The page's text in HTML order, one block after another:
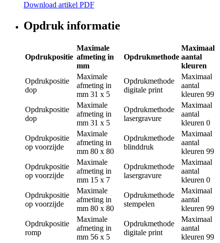
Download artikel PDF
Opdruk informatie
Opdrukpositie
Maximale
afmeting in
mm
Opdrukmethode
Maximaal
aantal
kleuren
Opdrukpositie
dop
Maximale
afmeting in
mm 31 x 5
Opdrukmethode
digitale print
Maximaal
aantal
kleuren 99
Opdrukpositie
dop
Maximale
afmeting in
mm 31 x 5
Opdrukmethode
lasergravure
Maximaal
aantal
kleuren 0
Opdrukpositie
op voorzijde
Maximale
afmeting in
mm 80 x 80
Opdrukmethode
blinddruk
Maximaal
aantal
kleuren 99
Opdrukpositie
op voorzijde
Maximale
afmeting in
mm 15 x 7
Opdrukmethode
lasergravure
Maximaal
aantal
kleuren 0
Opdrukpositie
op voorzijde
Maximale
afmeting in
mm 80 x 80
Opdrukmethode
stempelen
Maximaal
aantal
kleuren 99
Opdrukpositie
romp
Maximale
afmeting in
mm 56 x 5
Opdrukmethode
digitale print
Maximaal
aantal
kleuren 99